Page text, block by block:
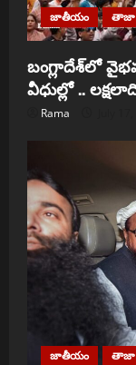
జాతీయం తాజా
బంగ్లాదేశ్‌లో
వీధుల్లో ..
Rama
జాతీయం తాజా